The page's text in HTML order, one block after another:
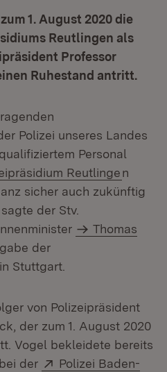
1. August 2020 die
Reutlingen als
Professor
Ruhestand antritt.
Polizei unseres Landes
Personal
Reutlinge(Öffnet
n
sicher auch zukünftig
der Stv.
Thomas
der
Stuttgart.
von Polizeipräsident
der zum 1. August 2020
Vogel bekleidete bereits
der
Extern:
Polizei Baden-